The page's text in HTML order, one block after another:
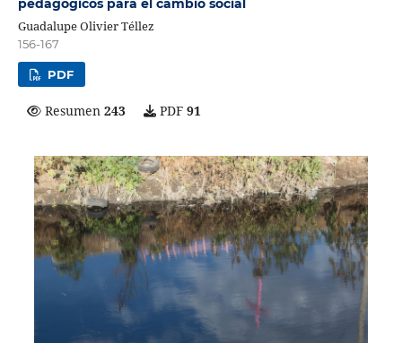
pedagógicos para el cambio social
Guadalupe Olivier Téllez
156-167
PDF
Resumen 243 PDF 91